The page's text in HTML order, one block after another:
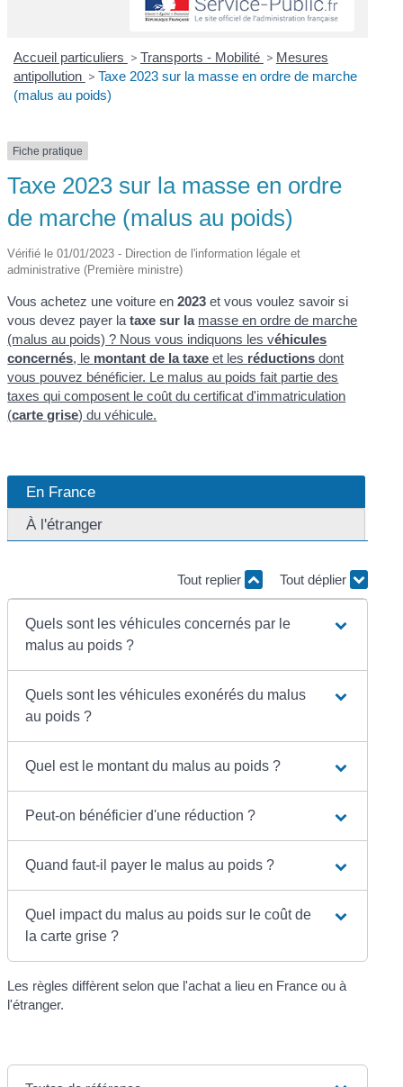
Accueil particuliers > Transports - Mobilité > Mesures
antipollution > Taxe 2023 sur la masse en ordre de marche
(malus au poids)
Fiche pratique
Taxe 2023 sur la masse en ordre
de marche (malus au poids)
Vérifié le 01/01/2023 - Direction de l'information légale et
administrative (Première ministre)
Vous achetez une voiture en2023 et vous voulez savoir si
vous devez payer lataxe sur la masse en ordre de marche
(malus au poids) ? Nous vous indiquons les véhicules
concernés, le montant de la taxe et les réductions dont
vous pouvez bénéficier. Le malus au poids fait partie des
taxes qui composent le coût du certificat d'immatriculation
(carte grise) du véhicule.
En France
À l'étranger
Tout replier Tout déplier
Quels sont les véhicules concernés par le
malus au poids ?
Quels sont les véhicules exonérés du malus
au poids ?
Quel est le montant du malus au poids ?
Peut-on bénéficier d'une réduction ?
Quand faut-il payer le malus au poids ?
Quel impact du malus au poids sur le coût de
la carte grise ?
Les règles diffèrent selon que l'achat a lieu en France ou à
l'étranger.